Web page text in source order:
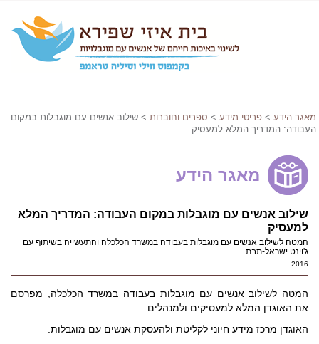
מאגר הידע > פריטי מידע > ספרים וחוברות > שילוב אנשים עם מוגבלות במקום
העבודה: המדריך המלא למעסיק
מאגר הידע
שילוב אנשים עם מוגבלות במקום העבודה: המדריך המלא
למעסיק
המטה לשילוב אנשים עם מוגבלות בעבודה במשרד הכלכלה והתעשייה בשיתוף עם
ג'וינט ישראל-תבת
2016
המטה לשילוב אנשים עם מוגבלות בעבודה במשרד הכלכלה, מפרסם
את האוגדן המלא למעסיקים ולמנהלים.
האוגדן מרכז מידע חיוני לקליטת ולהעסקת אנשים עם מוגבלות.